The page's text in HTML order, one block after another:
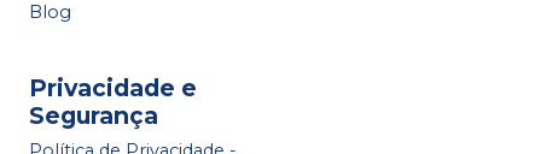
Blog
Privacidade e
Segurança